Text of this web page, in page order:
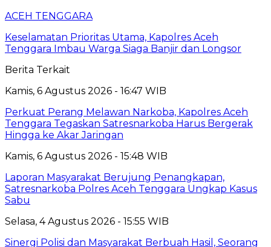
ACEH TENGGARA
Keselamatan Prioritas Utama, Kapolres Aceh
Tenggara Imbau Warga Siaga Banjir dan Longsor
Berita Terkait
Kamis, 6 Agustus 2026 - 16:47 WIB
Perkuat Perang Melawan Narkoba, Kapolres Aceh
Tenggara Tegaskan Satresnarkoba Harus Bergerak
Hingga ke Akar Jaringan
Kamis, 6 Agustus 2026 - 15:48 WIB
Laporan Masyarakat Berujung Penangkapan,
Satresnarkoba Polres Aceh Tenggara Ungkap Kasus
Sabu
Selasa, 4 Agustus 2026 - 15:55 WIB
Sinergi Polisi dan Masyarakat Berbuah Hasil, Seorang